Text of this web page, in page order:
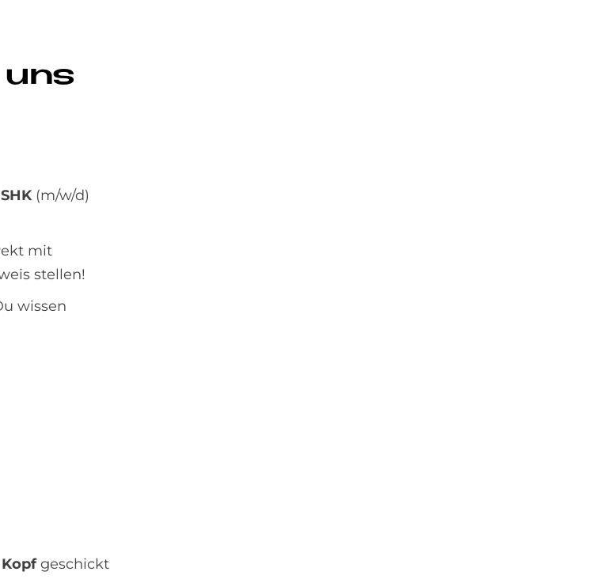
uns
(m/w/d)
mit
stellen!
wissen
Kopfgeschickt